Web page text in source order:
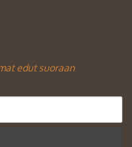
edut suoraan